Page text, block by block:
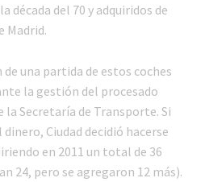
década del 70 y adquiridos de
Madrid.
una partida de estos coches
la gestión del procesado
Secretaría de Transporte. Si
Ciudad decidió hacerse
en 2011 un total de 36
24, pero se agregaron 12 más).